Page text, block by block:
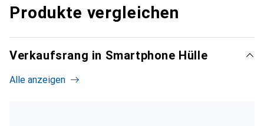
Produkte vergleichen
Verkaufsrang in Smartphone Hülle
Alle anzeigen